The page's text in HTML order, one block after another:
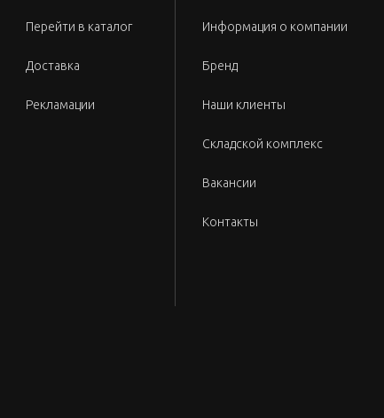
Перейти в каталог
Доставка
Рекламации
Информация о компании
Бренд
Наши клиенты
Складской комплекс
Вакансии
Контакты